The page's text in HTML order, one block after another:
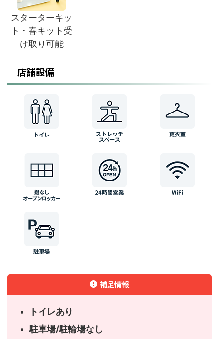
スターターキッ
ト・春キット受
け取り可能
店舗設備
補足情報
トイレあり
駐車場/駐輪場なし